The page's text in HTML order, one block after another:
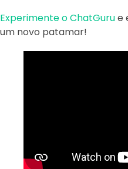
Experimente o ChatGurue
um novo patamar!